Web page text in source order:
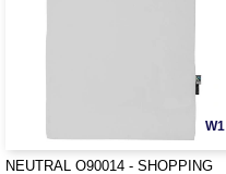
W1
NEUTRAL O90014 - SHOPPING